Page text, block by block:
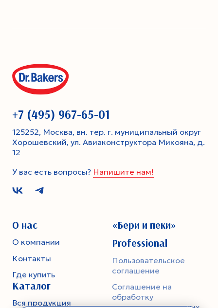
+7 (495) 967-65-01
125252, Москва, вн. тер. г. муниципальный округ
Хорошевский, ул. Авиаконструктора Микояна, д.
12
У вас есть вопросы? Напишите нам!
О нас
О компании
Контакты
Где купить
Каталог
Вся продукция
«Бери и пеки»
Professional
Пользовательское
соглашение
Соглашение на
обработку